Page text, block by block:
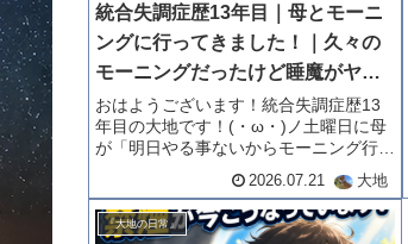
統合失調症歴13年目｜母とモーニ
ングに行ってきました！｜久々の
モーニングだったけど睡魔がヤバ
かった！｜禁煙の影響！？
おはようございます！統合失調症歴13
年目の大地です！(・ω・)ノ土曜日に母
が「明日やる事ないからモーニング行か
ない？」と言ってきて、僕は最近モーニ
ングが値上がりして行っていなかったの
で、めっちゃ行きたくて、「･･････行
く･･････。」...
2026.07.21 大地
『大地の日常』